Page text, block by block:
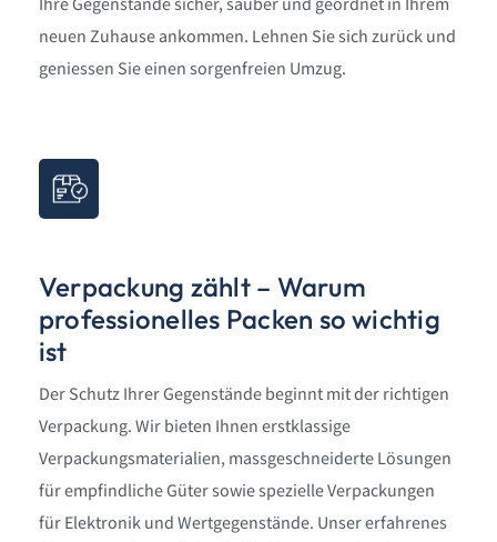
Ihre Gegenstände sicher, sauber und geordnet in Ihrem
neuen Zuhause ankommen. Lehnen Sie sich zurück und
geniessen Sie einen sorgenfreien Umzug.
Verpackung zählt – Warum
professionelles Packen so wichtig
ist
Der Schutz Ihrer Gegenstände beginnt mit der richtigen
Verpackung. Wir bieten Ihnen erstklassige
Verpackungsmaterialien, massgeschneiderte Lösungen
für empfindliche Güter sowie spezielle Verpackungen
für Elektronik und Wertgegenstände. Unser erfahrenes